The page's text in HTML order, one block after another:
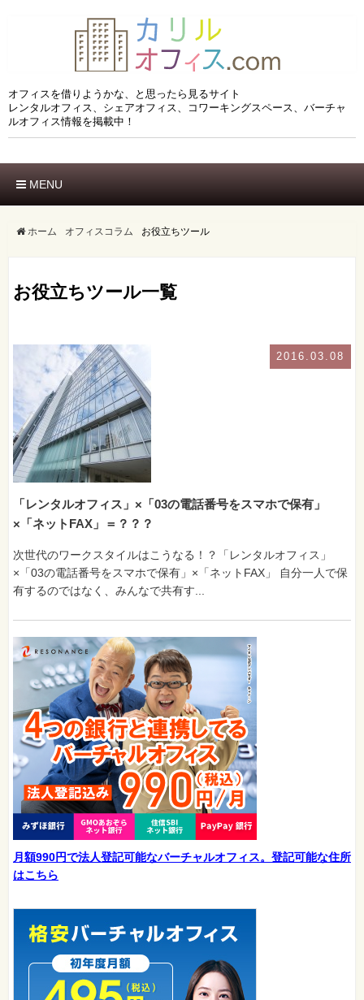
オフィスを借りようかな、と思ったら見るサイト
レンタルオフィス、シェアオフィス、コワーキングスペース、バーチャ
ルオフィス情報を掲載中！
MENU
駅でさがす
ホーム オフィスコラム お役立ちツール
お役立ちツール一覧
2016.03.08
「レンタルオフィス」×「03の電話番号をスマホで保有」
×「ネットFAX」＝？？？
次世代のワークスタイルはこうなる！？「レンタルオフィス」
×「03の電話番号をスマホで保有」×「ネットFAX」 自分一人で保
有するのではなく、みんなで共有す...
月額990円で法人登記可能なバーチャルオフィス。登記可能な住所
はこちら